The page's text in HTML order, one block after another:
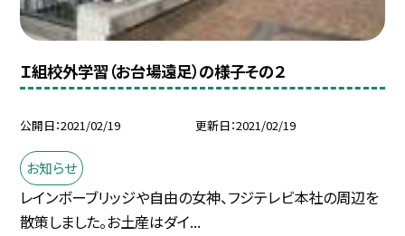
Ｉ組校外学習（お台場遠足）の様子その２
公開日 2021/02/19 更新日 2021/02/19
お知らせ
レインボーブリッジや自由の女神、フジテレビ本社の周辺を
散策しました。お土産はダイ...